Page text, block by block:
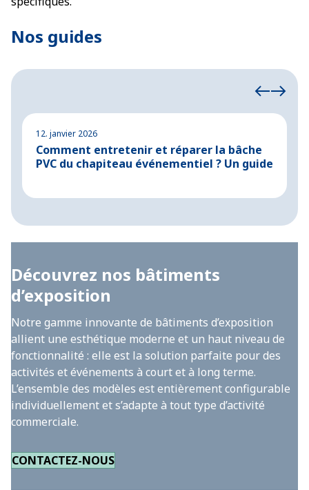
Nos guides
12. janvier 2026
Comment entretenir et réparer la bâche
PVC du chapiteau événementiel ? Un guide
Découvrez nos bâtiments
d’exposition
Notre gamme innovante de bâtiments d’exposition
allient une esthétique moderne et un haut niveau de
fonctionnalité : elle est la solution parfaite pour des
activités et événements à court et à long terme.
L’ensemble des modèles est entièrement configurable
individuellement et s’adapte à tout type d’activité
commerciale.
CONTACTEZ-NOUS